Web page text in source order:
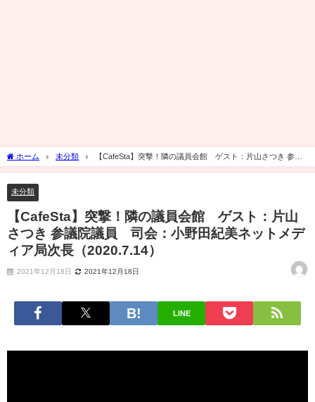
ホーム 未分類
【CafeSta】突撃！隣の議員会館 ゲスト：片山さつき 参議
院議員 司会：小野田紀美ネットメディア局次長（2020.7.14）
未分類
【CafeSta】突撃！隣の議員会館 ゲスト：片山
さつき 参議院議員 司会：小野田紀美ネットメデ
ィア局次長（2020.7.14）
2021年12月18日 2021年12月18日
LINE